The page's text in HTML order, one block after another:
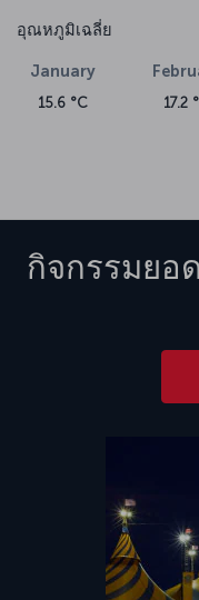
อุณหภูมิเฉลี่ย
January
15.6 °C 17.2
กิจกรรมยอ